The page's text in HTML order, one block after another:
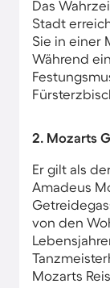
Das
Stadt
Sie in einer
Während
2. Mozarts
Er gilt als
Amadeus
von den
Mozarts